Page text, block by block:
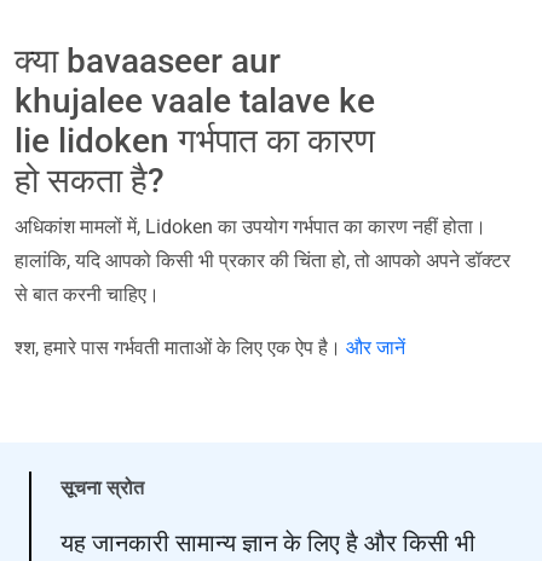
क्या bavaaseer aur
khujalee vaale talave ke
lie lidoken गर्भपात का कारण
हो सकता है?
अधिकांश मामलों में, Lidoken का उपयोग गर्भपात का कारण नहीं होता।
हालांकि, यदि आपको किसी भी प्रकार की चिंता हो, तो आपको अपने डॉक्टर
से बात करनी चाहिए।
श्श, हमारे पास गर्भवती माताओं के लिए एक ऐप है। और जानें
सूचना स्रोत
यह जानकारी सामान्य ज्ञान के लिए है और किसी भी